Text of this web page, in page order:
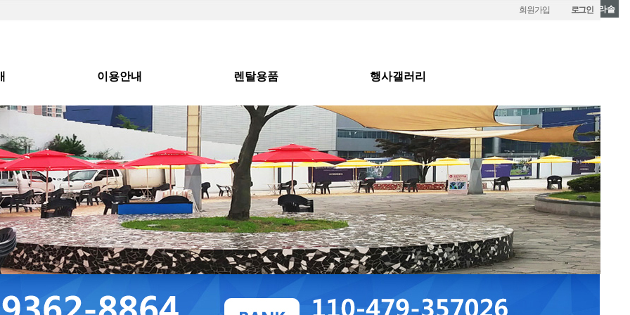
회원가입 로그인
이용안내 렌탈용품 행사갤러리
파라솔